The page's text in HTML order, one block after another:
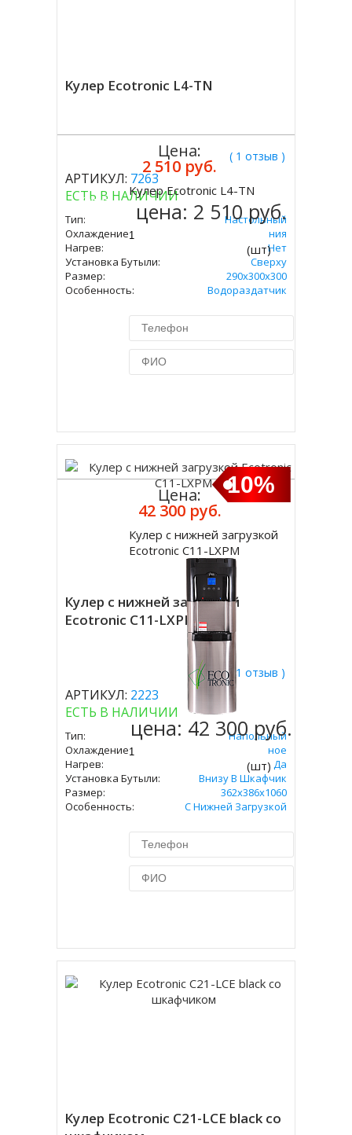
Kулер Ecotronic L4-TN
( 1 отзыв )
АРТИКУЛ: 7263
ЕСТЬ В НАЛИЧИИ
Тип:
Настольный
Охлаждение:
Без Охлаждения
Нагрев:
Нет
Установка Бутыли:
Сверху
Размер:
290x300х300
Особенность:
Водораздатчик
Цена:
2 510 руб.
Купить
Kулер Ecotronic L4-TN
цена: 2 510 руб.
(шт)
10%
Кулер с нижней загрузкой
Ecotronic C11-LXPM
( 1 отзыв )
АРТИКУЛ: 2223
ЕСТЬ В НАЛИЧИИ
Тип:
Напольный
Охлаждение:
Компрессорное
Нагрев:
Да
Установка Бутыли:
Внизу В Шкафчик
Размер:
362x386х1060
Особенность:
С Нижней Загрузкой
Цена:
42 300 руб.
Кулер с нижней загрузкой
Ecotronic C11-LXPM
цена: 42 300 руб.
(шт)
Кулер Ecotronic C21-LCE black со